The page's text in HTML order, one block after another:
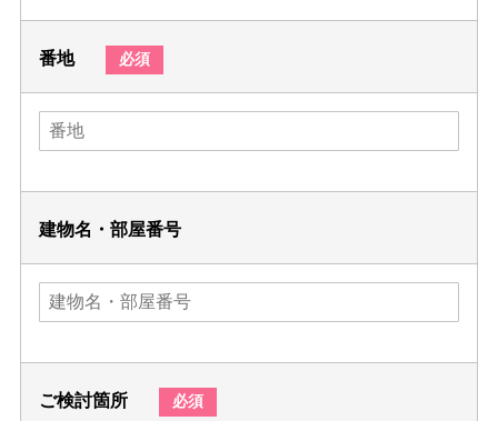
番地 必須
建物名・部屋番号
ご検討箇所 必須